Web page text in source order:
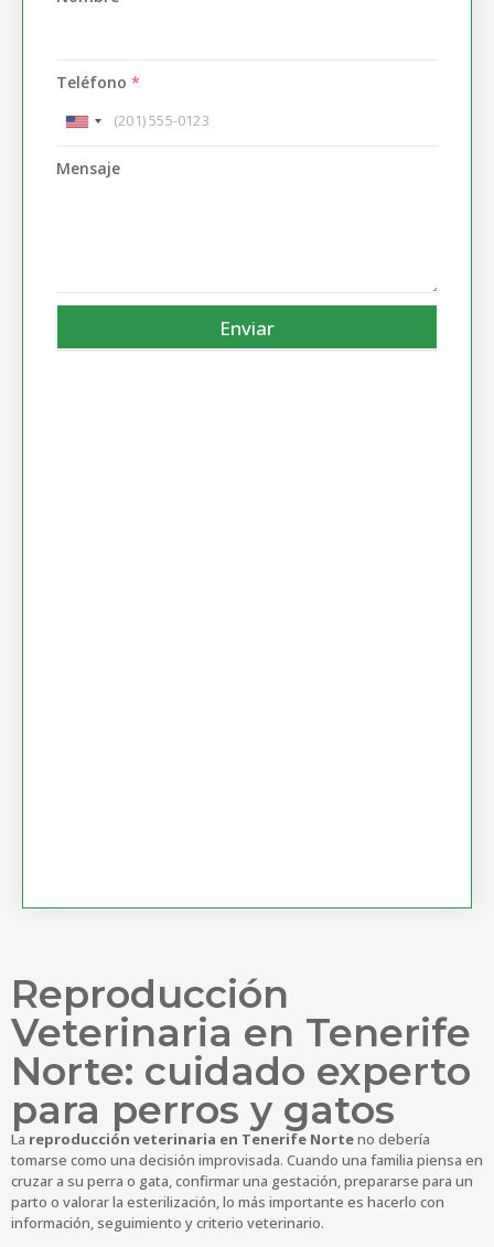
Teléfono *
Mensaje
Enviar
Reproducción
Veterinaria en Tenerife
Norte: cuidado experto
para perros y gatos
La reproducción veterinaria en Tenerife Norteno debería
tomarse como una decisión improvisada. Cuando una familia piensa en
cruzar a su perra o gata, confirmar una gestación, prepararse para un
parto o valorar la esterilización, lo más importante es hacerlo con
información, seguimiento y criterio veterinario.